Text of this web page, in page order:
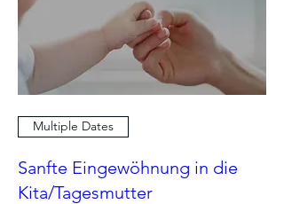
Multiple Dates
Sanfte Eingewöhnung in die
Kita/Tagesmutter